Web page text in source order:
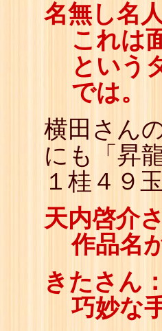
名無し名
これは
という
では。
横田さん
にも「昇
１桂４９
天内啓介
作品名
きたさん：
巧妙な